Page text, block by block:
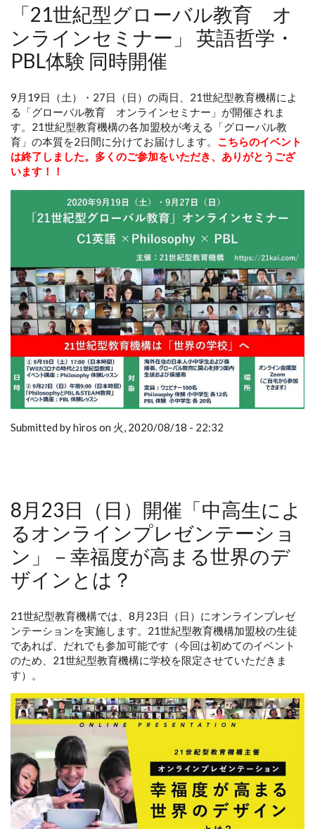
「21世紀型グローバル教育 オ
ンラインセミナー」 英語哲学・
PBL体験 同時開催
9月19日（土）・27日（日）の両日、21世紀型教育機構によ
る「グローバル教育 オンラインセミナー」が開催されま
す。21世紀型教育機構の各加盟校が考える「グローバル教
育」の本質を2日間に分けてお届けします。
こちらのイベント
は終了しました。多くのご参加をいただき、ありがとうござ
います！！
Submitted by hiros on 火, 2020/08/18 - 22:32
8月23日（日）開催「中高生によ
るオンラインプレゼンテーショ
ン」－幸福度が高まる世界のデ
ザインとは？
21世紀型教育機構では、8月23日（日）にオンラインプレゼ
ンテーションを実施します。21世紀型教育機構加盟校の生徒
であれば、だれでも参加可能です（今回は初めてのイベント
のため、21世紀型教育機構に学校を限定させていただきま
す）。